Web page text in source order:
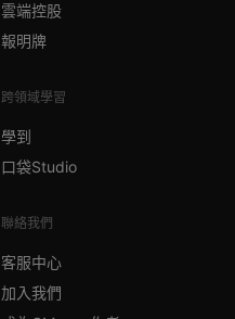
雲端控股
報明牌
跨領域學習
學到
口袋Studio
聯絡我們
客服中心
加入我們